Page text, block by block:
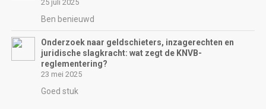
25 juli 2025
Ben benieuwd
Onderzoek naar geldschieters, inzagerechten en
juridische slagkracht: wat zegt de KNVB-
reglementering?
23 mei 2025
Goed stuk